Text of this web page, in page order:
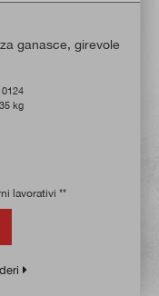
ganasce, girevole
kg
lavorativi **